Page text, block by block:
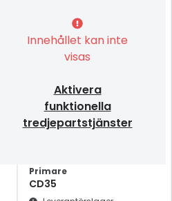
Innehållet kan inte
visas
Aktivera
funktionella
tredjepartstjänster
Primare
CD35